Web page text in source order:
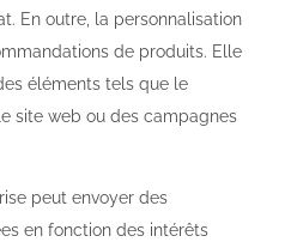
En outre, la personnalisation
de produits. Elle
éléments tels que le
site web ou des campagnes
peut envoyer des
en fonction des intérêts